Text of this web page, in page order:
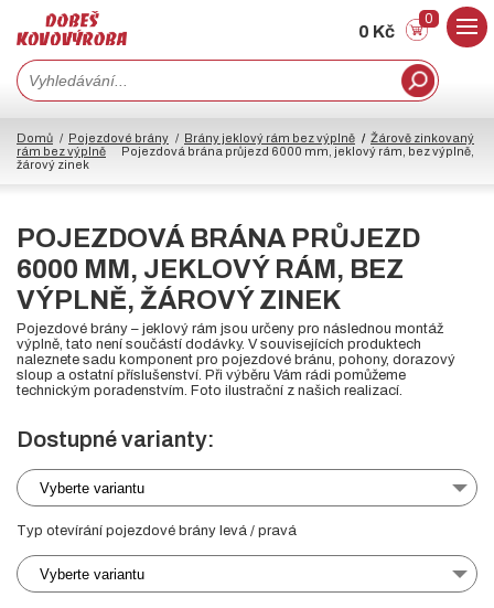
0 Kč
0
Domů Pojezdové brány Brány jeklový rám bez výplně
Žárově zinkovaný
rám bez výplně
Pojezdová brána průjezd 6000 mm, jeklový rám, bez výplně,
žárový zinek
POJEZDOVÁ BRÁNA PRŮJEZD
6000 MM, JEKLOVÝ RÁM, BEZ
VÝPLNĚ, ŽÁROVÝ ZINEK
Pojezdové brány – jeklový rám jsou určeny pro následnou montáž
výplně, tato není součástí dodávky. V souvisejících produktech
naleznete sadu komponent pro pojezdové bránu, pohony, dorazový
sloup a ostatní příslušenství. Při výběru Vám rádi pomůžeme
technickým poradenstvím. Foto ilustrační z našich realizací.
Dostupné varianty:
Vyberte variantu
Typ otevírání pojezdové brány levá / pravá
Vyberte variantu